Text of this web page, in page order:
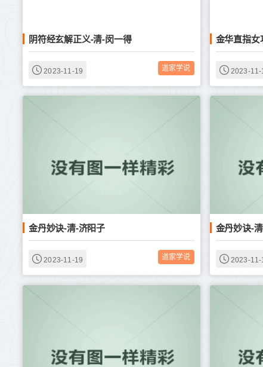
阴符经玄解正义-清-闵一得
2023-11-19 道家学说
金华直指女
2023-11-
金丹妙诀-清-济阳子
2023-11-19 道家学说
金丹妙诀-
2023-11-